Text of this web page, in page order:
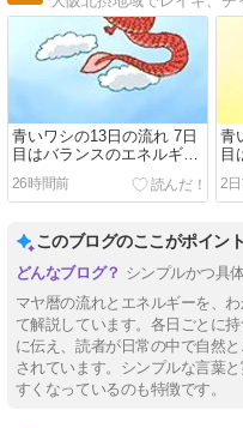
青いワシの13日の流れ 7日
目はバランスのエネルギ
ー！
26時間前
青
目
2
このブログのここがポイント
シンプルかつ具
マヤ暦の流れとエネルギーを、
て解説しています。各日ごとに
に伝え、読者が日常の中で自然
されています。シンプルな言葉
すくなっているのも特徴です。